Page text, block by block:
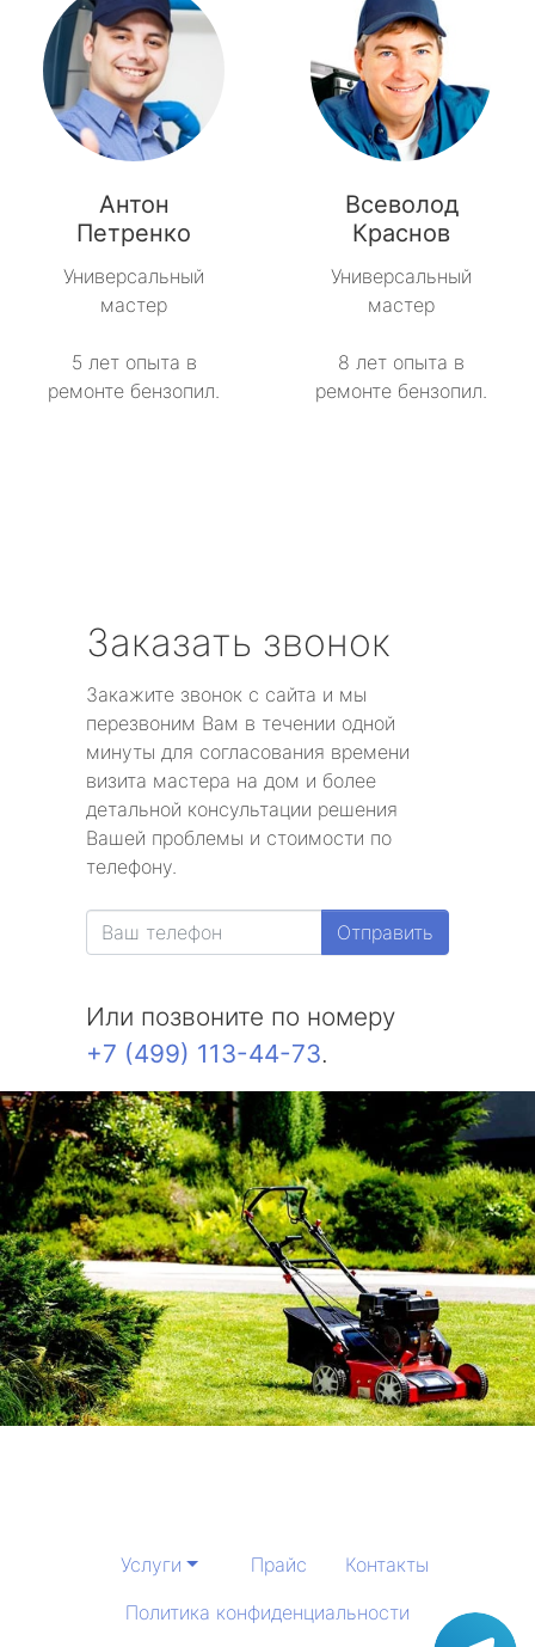
Антон
Петренко
Универсальный
мастер
5 лет опыта в
ремонте бензопил.
Всеволод
Краснов
Универсальный
мастер
8 лет опыта в
ремонте бензопил.
Заказать звонок
Закажите звонок с сайта и мы
перезвоним Вам в течении одной
минуты для согласования времени
визита мастера на дом и более
детальной консультации решения
Вашей проблемы и стоимости по
телефону.
Отправить
Или позвоните по номеру
+7 (499) 113-44-73.
Услуги Прайс
Контакты
Политика конфиденциальности